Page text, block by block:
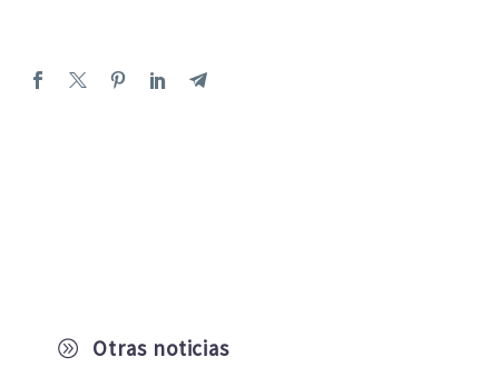
A Otras noticias